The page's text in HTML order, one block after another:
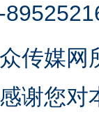
传媒
谢您
今